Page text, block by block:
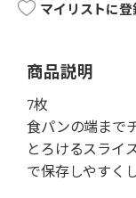
マイリストに登
商品説明
7枚
食パンの端まで
とろけるスライ
で保存しやすく